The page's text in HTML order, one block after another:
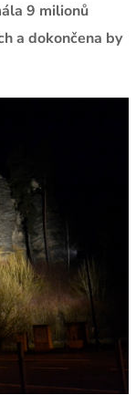
9 milionů
a dokončena by